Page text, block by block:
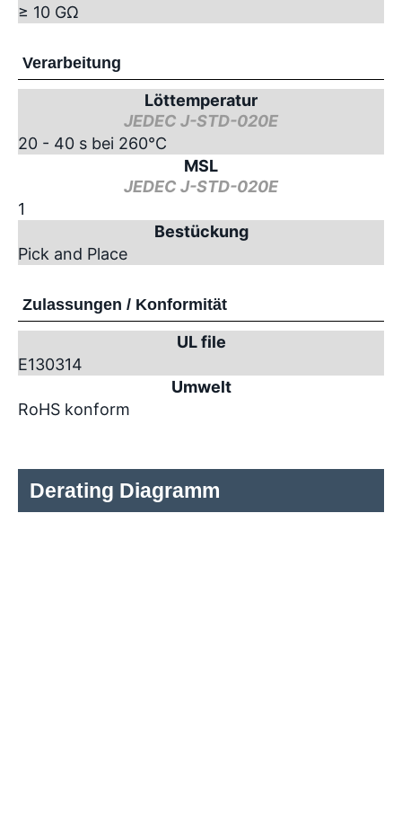
≥ 10 GΩ
Verarbeitung
Löttemperatur
JEDEC J-STD-020E
20 - 40 s bei 260°C
MSL
JEDEC J-STD-020E
1
Bestückung
Pick and Place
Zulassungen / Konformität
UL file
E130314
Umwelt
RoHS konform
Derating Diagramm